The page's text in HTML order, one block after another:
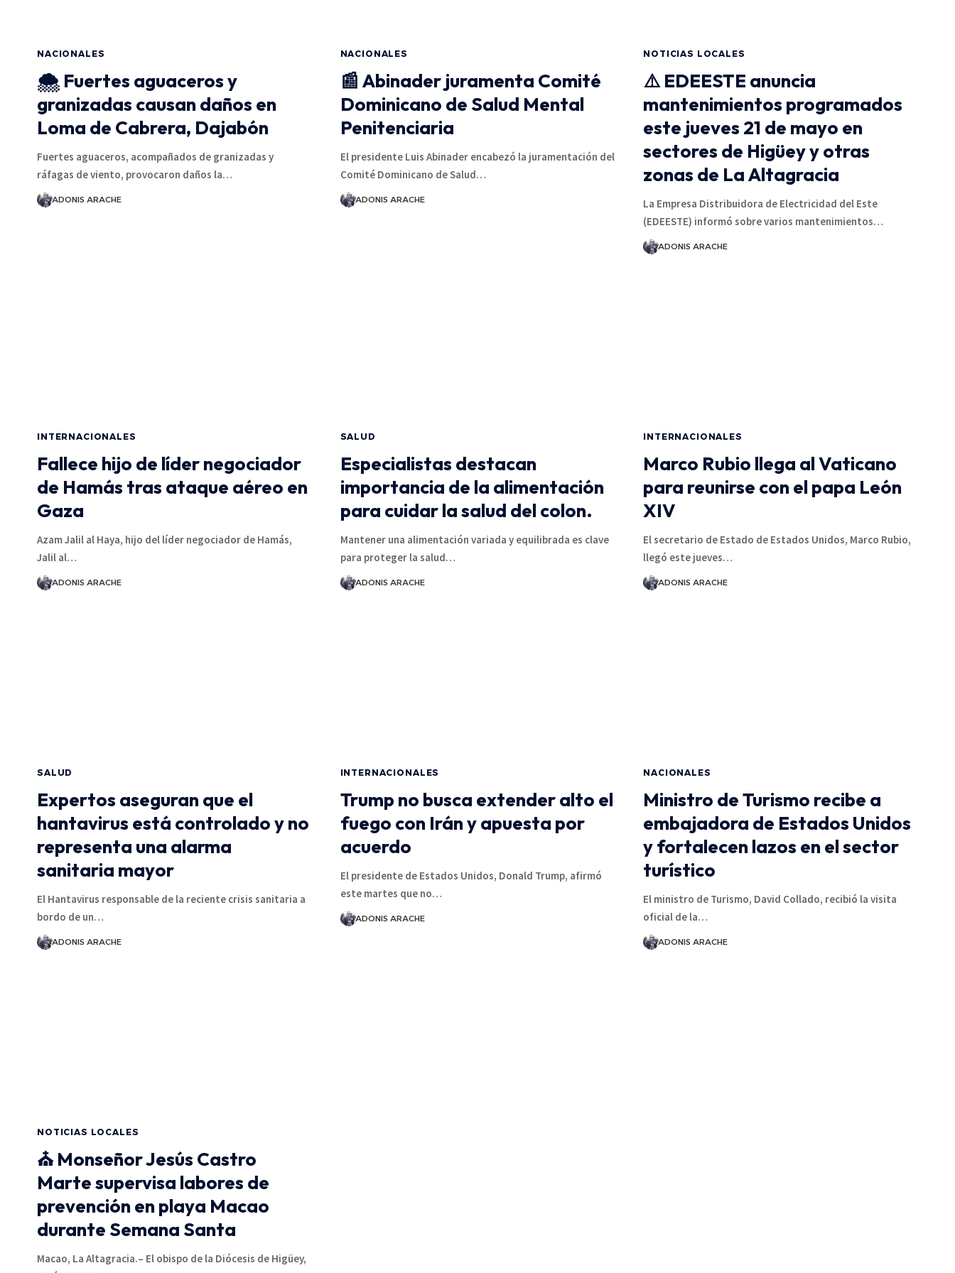
NACIONALES
🌨️ Fuertes aguaceros y
granizadas causan daños en
Loma de Cabrera, Dajabón
Fuertes aguaceros, acompañados de granizadas y
ráfagas de viento, provocaron daños la…
ADONIS ARACHE
NACIONALES
📰 Abinader juramenta Comité
Dominicano de Salud Mental
Penitenciaria
El presidente Luis Abinader encabezó la juramentación del
Comité Dominicano de Salud…
ADONIS ARACHE
NOTICIAS LOCALES
⚠️ EDEESTE anuncia
mantenimientos programados
este jueves 21 de mayo en
sectores de Higüey y otras
zonas de La Altagracia
La Empresa Distribuidora de Electricidad del Este
(EDEESTE) informó sobre varios mantenimientos…
ADONIS ARACHE
INTERNACIONALES
Fallece hijo de líder negociador
de Hamás tras ataque aéreo en
Gaza
Azam Jalil al Haya, hijo del líder negociador de Hamás,
Jalil al…
ADONIS ARACHE
SALUD
Especialistas destacan
importancia de la alimentación
para cuidar la salud del colon.
Mantener una alimentación variada y equilibrada es clave
para proteger la salud…
ADONIS ARACHE
INTERNACIONALES
Marco Rubio llega al Vaticano
para reunirse con el papa León
XIV
El secretario de Estado de Estados Unidos, Marco Rubio,
llegó este jueves…
ADONIS ARACHE
SALUD
Expertos aseguran que el
hantavirus está controlado y no
representa una alarma
sanitaria mayor
El Hantavirus responsable de la reciente crisis sanitaria a
bordo de un…
ADONIS ARACHE
INTERNACIONALES
Trump no busca extender alto el
fuego con Irán y apuesta por
acuerdo
El presidente de Estados Unidos, Donald Trump, afirmó
este martes que no…
ADONIS ARACHE
NACIONALES
Ministro de Turismo recibe a
embajadora de Estados Unidos
y fortalecen lazos en el sector
turístico
El ministro de Turismo, David Collado, recibió la visita
oficial de la…
ADONIS ARACHE
NOTICIAS LOCALES
⛪ Monseñor Jesús Castro
Marte supervisa labores de
prevención en playa Macao
durante Semana Santa
Macao, La Altagracia.– El obispo de la Diócesis de Higüey,